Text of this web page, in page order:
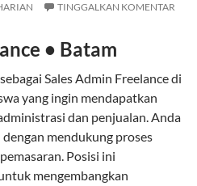
TINGGALKAN KOMENTAR
• Batam
Sales Admin Freelance di
yang ingin mendapatkan
dan penjualan. Anda
mendukung proses
Posisi ini
mengembangkan